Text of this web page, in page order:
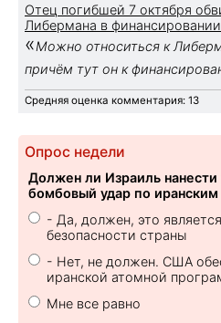
Отец погибшей 7 октября
Либермана в
«Можно относиться к
причём тут он к
Средняя оценка комментария: 13
Опрос недели
Должен ли Израиль
бомбовый удар по
- Да, должен, это
безопасности страны
- Нет, не должен. США
иранской атомной
Мне все равно